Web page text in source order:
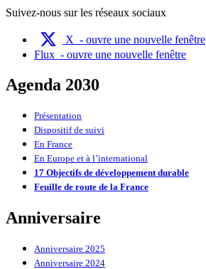
Suivez-nous sur les réseaux sociaux
X - ouvre une nouvelle fenêtre
Flux - ouvre une nouvelle fenêtre
Agenda 2030
Présentation
Dispositif de suivi
En France
En Europe et à l’international
17 Objectifs de développement durable
Feuille de route de la France
Anniversaire
Anniversaire 2025
Anniversaire 2024